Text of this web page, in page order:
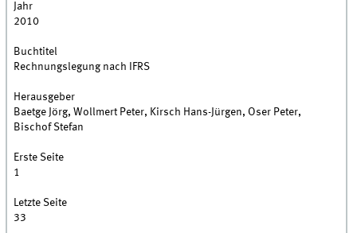
Jahr
2010
Buchtitel
Rechnungslegung nach IFRS
Herausgeber
Baetge Jörg, Wollmert Peter, Kirsch Hans-Jürgen, Oser Peter,
Bischof Stefan
Erste Seite
1
Letzte Seite
33